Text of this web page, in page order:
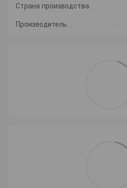
Страна производства
Производитель